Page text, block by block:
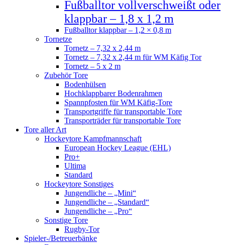
Fußballtor vollverschweißt oder
klappbar – 1,8 x 1,2 m
Fußballtor klappbar – 1,2 × 0,8 m
Tornetze
Tornetz – 7,32 x 2,44 m
Tornetz – 7,32 x 2,44 m für WM Käfig Tor
Tornetz – 5 x 2 m
Zubehör Tore
Bodenhülsen
Hochklappbarer Bodenrahmen
Spannpfosten für WM Käfig-Tore
Transportgriffe für transportable Tore
Transporträder für transportable Tore
Tore aller Art
Hockeytore Kampfmannschaft
European Hockey League (EHL)
Pro+
Ultima
Standard
Hockeytore Sonstiges
Jungendliche – „Mini“
Jungendliche – „Standard“
Jungendliche – „Pro“
Sonstige Tore
Rugby-Tor
Spieler-/Betreuerbänke